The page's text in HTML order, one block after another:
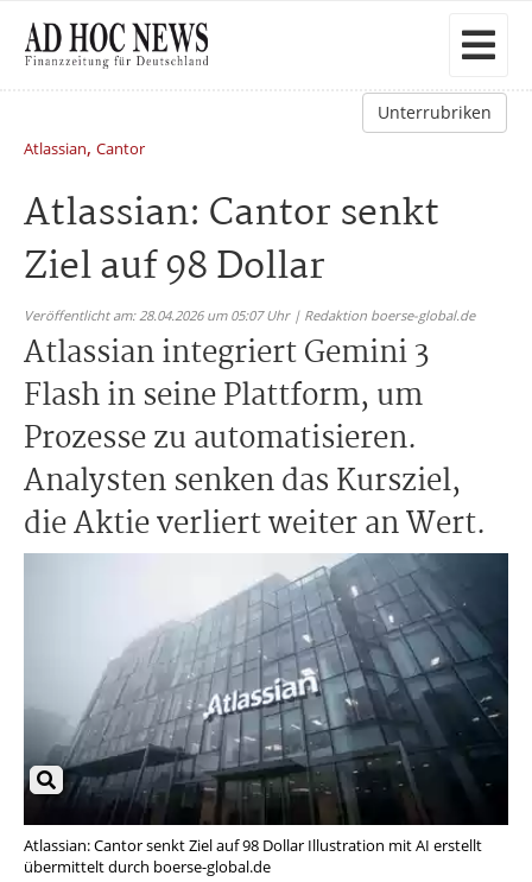
Unterrubriken
Atlassian, Cantor
Atlassian: Cantor senkt
Ziel auf 98 Dollar
Veröffentlicht am: 28.04.2026 um 05:07 Uhr | Redaktion boerse-global.de
Atlassian integriert Gemini 3
Flash in seine Plattform, um
Prozesse zu automatisieren.
Analysten senken das Kursziel,
die Aktie verliert weiter an Wert.
Atlassian: Cantor senkt Ziel auf 98 Dollar Illustration mit AI erstellt
übermittelt durch boerse-global.de